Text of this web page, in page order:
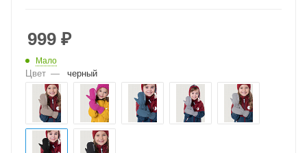
999 ₽
Мало
Цвет — черный